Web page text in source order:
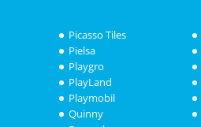
Picasso Tiles
Pielsa
Playgro
PlayLand
Playmobil
Quinny